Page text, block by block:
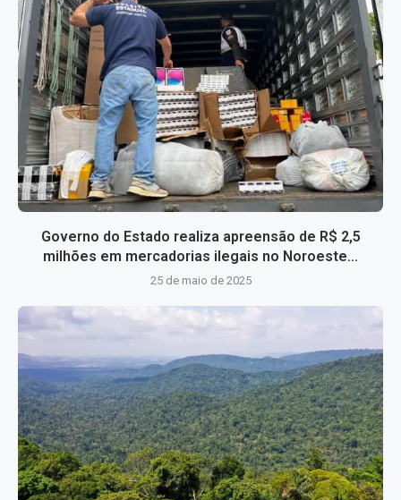
Governo do Estado realiza apreensão de R$ 2,5
milhões em mercadorias ilegais no Noroeste...
25 de maio de 2025